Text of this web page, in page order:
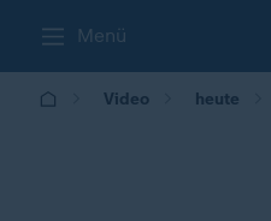
Menü
Video heute